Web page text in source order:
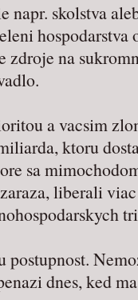
napr. skolstva
hospodarstva
zdroje na
a vacsim
ktoru
sa
liberali
postupnost.
dnes, ked